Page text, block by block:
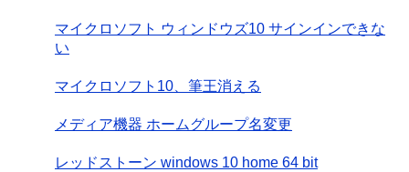
マイクロソフト ウィンドウズ10 サインインできな
い
マイクロソフト10、筆王消える
メディア機器 ホームグループ名変更
レッドストーン windows 10 home 64 bit